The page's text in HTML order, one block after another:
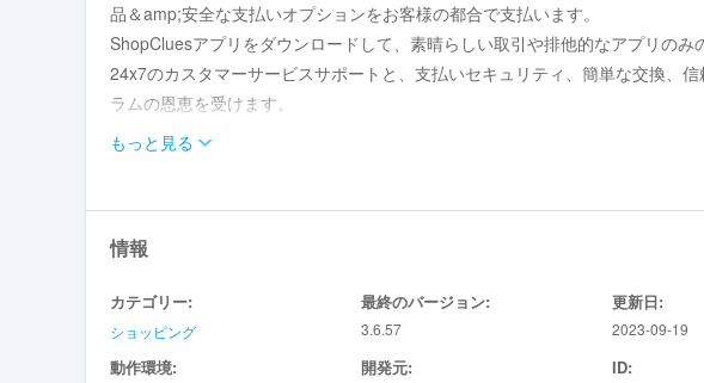
品＆amp;安全な支払いオプションをお客様の都合で支払います。
ShopCluesアプリをダウンロードして、素晴らしい取引や排他的なアプリの
24x7のカスタマーサービスサポートと、支払いセキュリティ、簡単な交換、
ラムの恩恵を受けます。
shopclues androidアプリを使用できます。
•評価＆amp;レビュー：「レビューと評価」の助けを借りて、正しい購入決定
•共有は簡単です：好きな製品を友人とamp;家族。
•インスタント通知：最良の取引、オファー＆ampを最初に知ることができま
•私のアカウント：注文の詳細、追跡注文、CluesBucks、アドレス帳。
もっと見る
情報
カテゴリー:
ショッピング
最終のバージョン:
3.6.57
更新日:
2023-09-19
動作環境: 開発元: ID: